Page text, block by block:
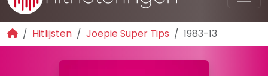
Hitlijsten Joepie Super Tips 1983-13